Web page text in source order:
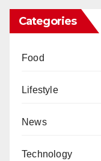
Categories
Food
Lifestyle
News
Technology